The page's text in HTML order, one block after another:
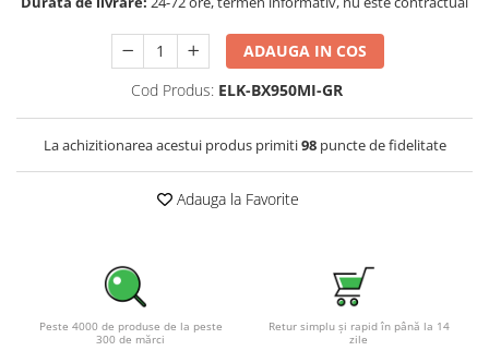
Convertoare de tensiune
Sisteme de stocare energie
LiFePO4
Pachete complete stocare energie
mica (rulota/caravan/case de
Sisteme fotovoltaice profesionale
Pachete sisteme fotovoltaice
ADAUGA IN COS
Cod Produs: ELK-BX950MI-GR
La achizitionarea acestui produs primiti98puncte de fidelitate
Adauga la Favorite
Peste 4000 de produse de la peste
300 de mărci
Retur simplu și rapid în până la 14
zile